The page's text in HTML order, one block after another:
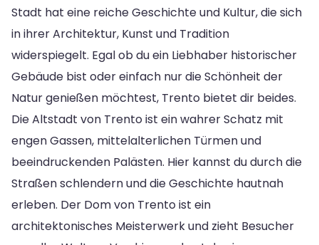
Stadt hat eine reiche Geschichte und Kultur, die sich
in ihrer Architektur, Kunst und Tradition
widerspiegelt. Egal ob du ein Liebhaber historischer
Gebäude bist oder einfach nur die Schönheit der
Natur genießen möchtest, Trento bietet dir beides.
Die Altstadt von Trento ist ein wahrer Schatz mit
engen Gassen, mittelalterlichen Türmen und
beeindruckenden Palästen. Hier kannst du durch die
Straßen schlendern und die Geschichte hautnah
erleben. Der Dom von Trento ist ein
architektonisches Meisterwerk und zieht Besucher